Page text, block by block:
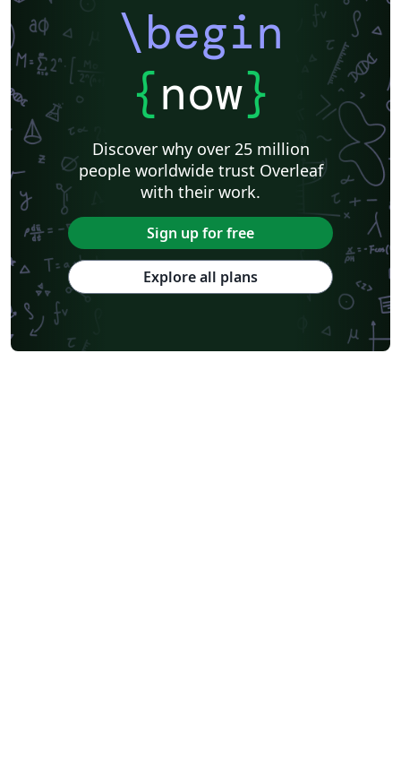
\begin
{now}
Discover why over 25 million
people worldwide trust Overleaf
with their work.
Sign up for free
Explore all plans